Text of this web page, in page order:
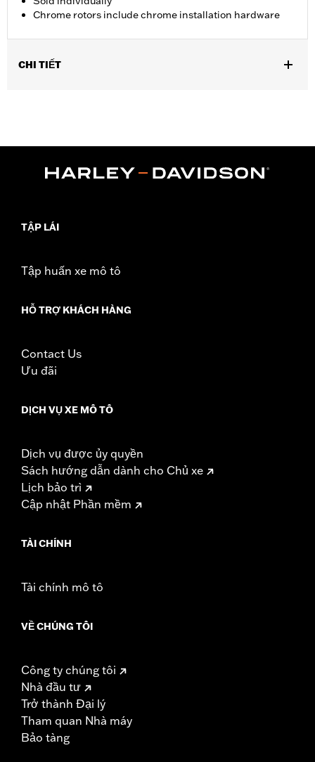
Chrome rotors include chrome installation hardware
CHI TIẾT
rotor mount.
Installation Instructions
Sold In Units:
In the Box:Rotor and chrome installation hardware
d.com/warranty
for full details
TẬP LÁI
Tập huấn xe mô tô
HỖ TRỢ KHÁCH HÀNG
Contact Us
Ưu đãi
DỊCH VỤ XE MÔ TÔ
Dịch vụ được ủy quyền
Sách hướng dẫn dành cho Chủ xe
Lịch bảo trì
Cập nhật Phần mềm
TÀI CHÍNH
Tài chính mô tô
VỀ CHÚNG TÔI
Công ty chúng tôi
Nhà đầu tư
Trở thành Đại lý
Tham quan Nhà máy
Bảo tàng